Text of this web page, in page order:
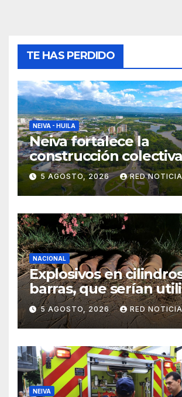
TE HAS PERDIDO
NEIVA - HUILA
Neiva fortalece la
construcción
POT
5 AGOSTO, 2026 RED
NACIONAL
Explosivos en
barras, que serían
en Cali, fueron
por la Policía
5 AGOSTO, 2026 RED
NEIVA